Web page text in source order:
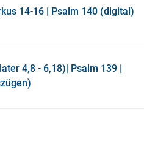
14-16 | Psalm 140 (digital)
4,8 - 6,18)| Psalm 139 |